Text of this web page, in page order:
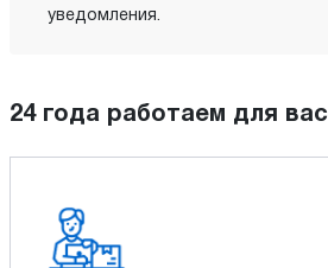
уведомления.
24 года работаем для вас